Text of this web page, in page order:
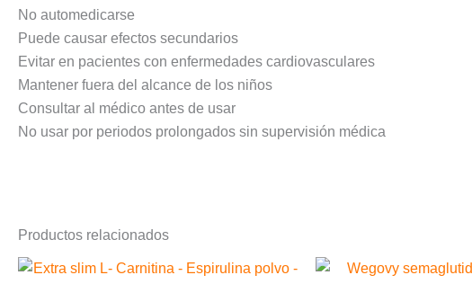
No automedicarse
Puede causar efectos secundarios
Evitar en pacientes con enfermedades cardiovasculares
Mantener fuera del alcance de los niños
Consultar al médico antes de usar
No usar por periodos prolongados sin supervisión médica
Productos relacionados